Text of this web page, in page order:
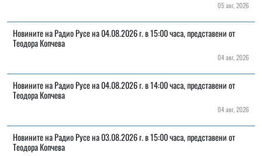
05 авг, 2026
Новините на Радио Русе на 04.08.2026 г. в 15:00 часа, представени от
Теодора Копчева
04 авг, 2026
Новините на Радио Русе на 04.08.2026 г. в 14:00 часа, представени от
Теодора Копчева
04 авг, 2026
Новините на Радио Русе на 03.08.2026 г. в 15:00 часа, представени от
Теодора Копчева